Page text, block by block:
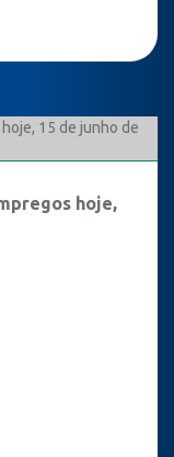
hoje,